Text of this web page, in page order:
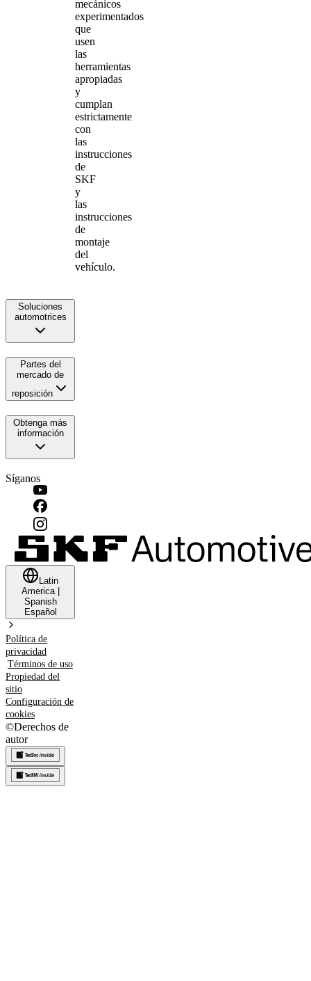
mecánicos
experimentados
que
usen
las
herramientas
apropiadas
y
cumplan
estrictamente
con
las
instrucciones
de
SKF
y
las
instrucciones
de
montaje
del
vehículo.
Soluciones
automotrices
Partes del
mercado de
reposición
Obtenga más
información
Síganos
Latin
America|
Spanish
Español
Política de
privacidad
Términos de uso
Propiedad del
sitio
Configuración de
cookies
©Derechos de
autor